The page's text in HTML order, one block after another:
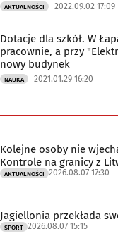
AKTUALNOŚCI 2022.09.02 17:09
Dotacje dla szkół. W
pracownie, a przy
nowy budynek
NAUKA 2021.01.29 16:20
Kolejne osoby nie
Kontrole na granicy z
AKTUALNOŚCI 2026.08.07 17:30
Jagiellonia przekłada
SPORT 2026.08.07 15:15